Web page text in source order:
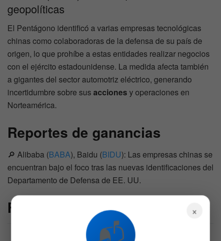
geopolíticas
El Pentágono identificó a varias empresas tecnológicas
chinas como colaboradoras de la defensa de su país de
origen, lo que prohíbe a estas entidades realizar negocios
con el ejército estadounidense. La medida afecta también
a gigantes del sector automotriz eléctrico, generando
incertidumbre sobre susacciones y operaciones en
Norteamérica.
Reportes de ganancias
🔎 Alibaba (BABA), Baidu (BIDU): Las empresas chinas se
encuentran bajo el foco tras las nuevas identificaciones del
Departamento de Defensa de EE. UU.
FAQs ×